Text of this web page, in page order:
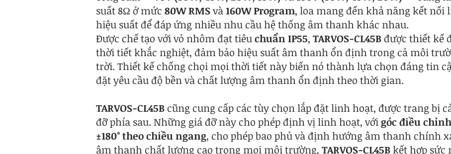
suất 8Ω ở mức 80W RMSvà160W Program, loa mang đến khả năng kết nối
hiệu suất để đáp ứng nhiều nhu cầu hệ thống âm thanh khác nhau.
Được chế tạo với vỏ nhôm đạt tiêuchuẩn IP55, TARVOS-CL45B được thiết kế
thời tiết khắc nghiệt, đảm bảo hiệu suất âm thanh ổn định trong cả môi
trời. Thiết kế chống chọi mọi thời tiết này biến nó thành lựa chọn đáng tin
đặt yêu cầu độ bền và chất lượng âm thanh ổn định theo thời gian.
TARVOS-CL45B cũng cung cấp các tùy chọn lắp đặt linh hoạt, được trang bị
đỡ phía sau. Những giá đỡ này cho phép định vị linh hoạt, vớigóc điều chỉnh
±180° theo chiều ngang, cho phép bao phủ và định hướng âm thanh chính
âm thanh chất lượng cao trong mọi môi trường, TARVOS-CL45B kết hợp sức